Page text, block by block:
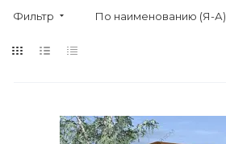
Фильтр По наименованию (Я-А)